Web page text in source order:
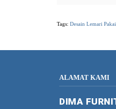
Tags: Desain Lemari
ALAMAT KAMI
DIMA